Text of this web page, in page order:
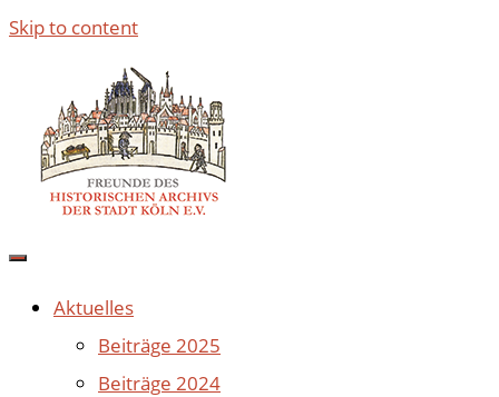
Skip to content
Aktuelles
Beiträge 2025
Beiträge 2024